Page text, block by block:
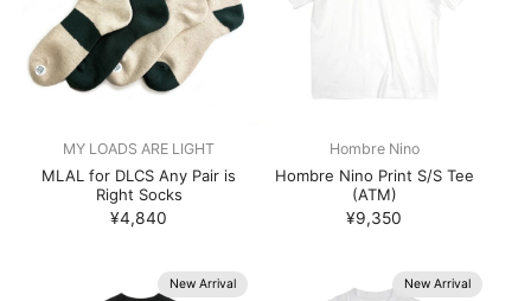
MY LOADS ARE LIGHT
MLAL for DLCS Any Pair is
Right Socks
¥4,840
Hombre Nino
Hombre Nino Print S/S Tee
(ATM)
¥9,350
New Arrival New Arrival